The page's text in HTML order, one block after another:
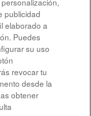
publicidad
elaborado a
Puedes
su uso
revocar tu
desde la
obtener